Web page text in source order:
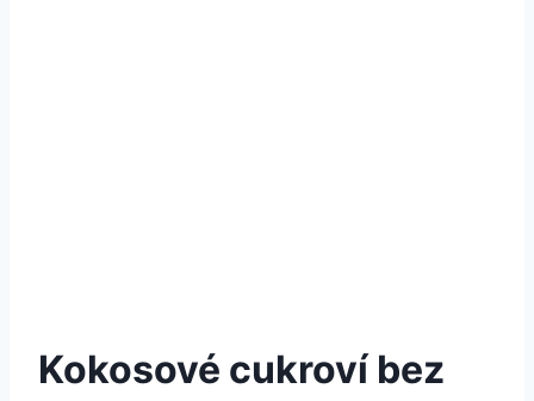
Kokosové cukroví bez